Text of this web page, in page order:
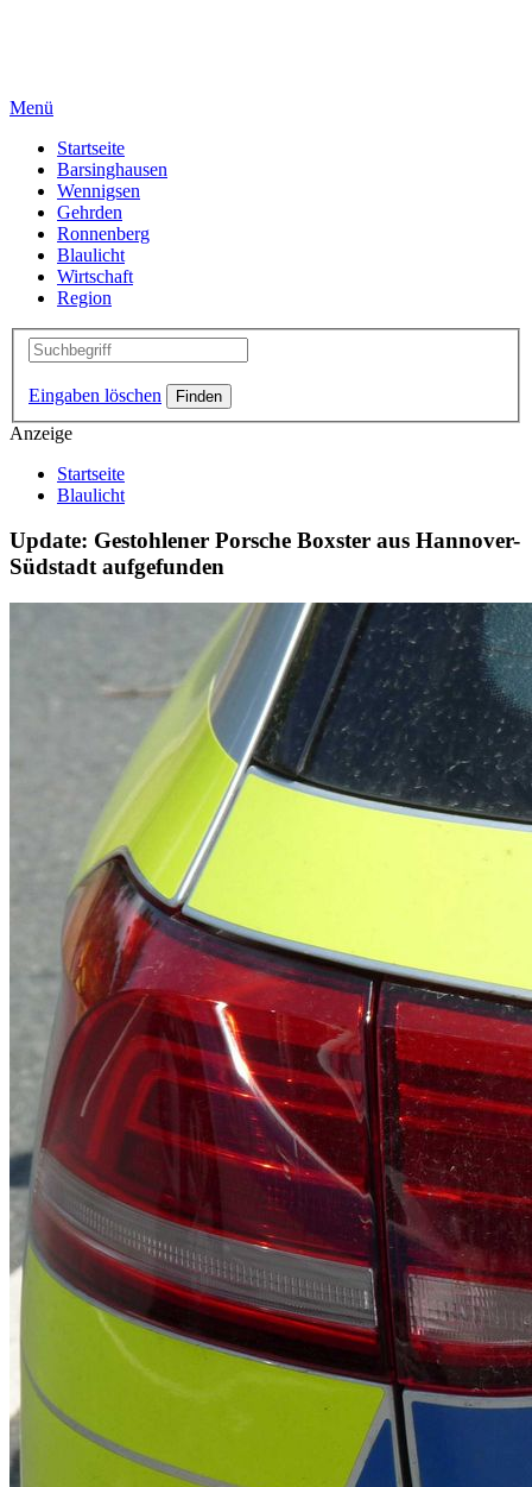
Menü
Startseite
Barsinghausen
Wennigsen
Gehrden
Ronnenberg
Blaulicht
Wirtschaft
Region
Eingaben löschen
Anzeige
Startseite
Blaulicht
Update: Gestohlener Porsche Boxster aus Hannover-
Südstadt aufgefunden